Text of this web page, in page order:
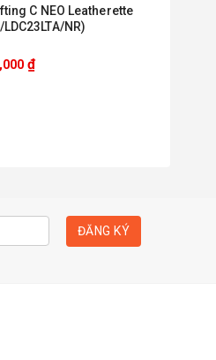
C NEO Leatherette
NR)
₫